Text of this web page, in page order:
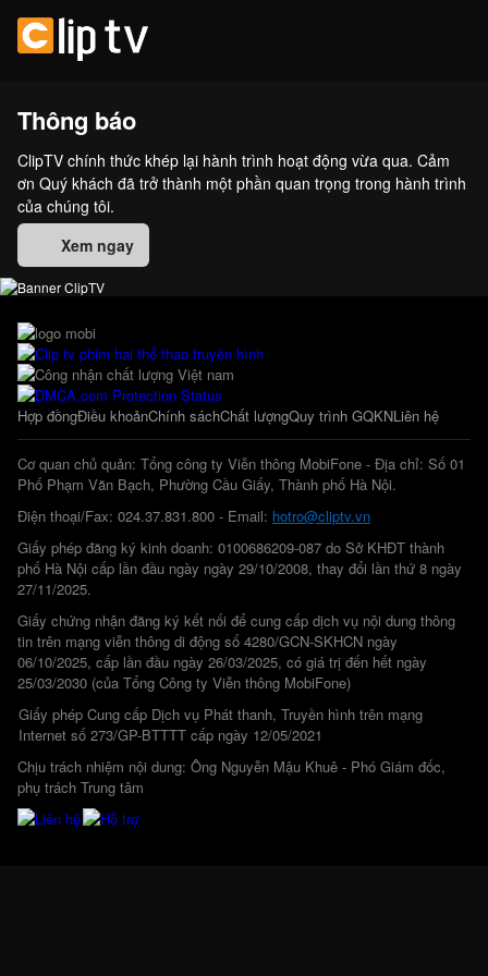
Thông báo
ClipTV chính thức khép lại hành trình hoạt động vừa qua. Cảm
ơn Quý khách đã trở thành một phần quan trọng trong hành trình
của chúng tôi.
Xem ngay
Hợp đồngĐiều khoảnChính sáchChất lượngQuy trình GQKNLiên hệ
Cơ quan chủ quản: Tổng công ty Viễn thông MobiFone - Địa chỉ: Số 01
Phố Phạm Văn Bạch, Phường Cầu Giấy, Thành phố Hà Nội.
Điện thoại/Fax: 024.37.831.800 - Email: hotro@cliptv.vn
Giấy phép đăng ký kinh doanh: 0100686209-087 do Sở KHĐT thành
phố Hà Nội cấp lần đầu ngày ngày 29/10/2008, thay đổi lần thứ 8 ngày
27/11/2025.
Giấy chứng nhận đăng ký kết nối để cung cấp dịch vụ nội dung thông
tin trên mạng viễn thông di động số 4280/GCN-SKHCN ngày
06/10/2025, cấp lần đầu ngày 26/03/2025, có giá trị đến hết ngày
25/03/2030 (của Tổng Công ty Viễn thông MobiFone)
Giấy phép Cung cấp Dịch vụ Phát thanh, Truyền hình trên mạng
Internet số 273/GP-BTTTT cấp ngày 12/05/2021
Chịu trách nhiệm nội dung: Ông Nguyễn Mậu Khuê - Phó Giám đốc,
phụ trách Trung tâm